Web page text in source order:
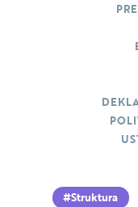
Struktura